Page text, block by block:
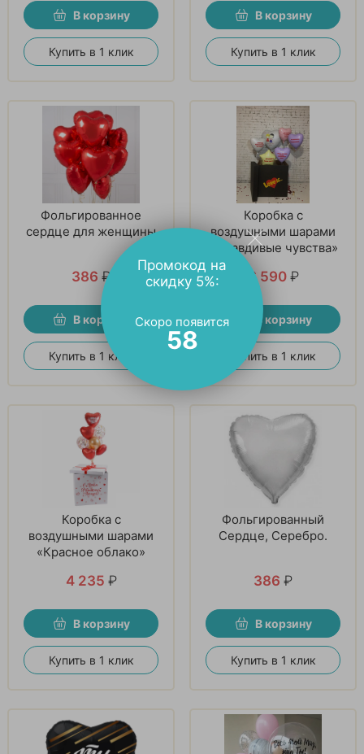
В корзину
Купить в 1 клик
В корзину
Купить в 1 клик
Фольгированное
сердце для женщины
386 ₽
В корзину
Купить в 1 клик
Коробка с
воздушными шарами
«Правдивые чувства»
6 590 ₽
В корзину
Купить в 1 клик
Коробка с
воздушными шарами
«Красное облако»
4 235 ₽
В корзину
Купить в 1 клик
Фольгированный
Сердце, Серебро.
386 ₽
В корзину
Купить в 1 клик
Промокод на
скидку 5%:
Скоро появится
57